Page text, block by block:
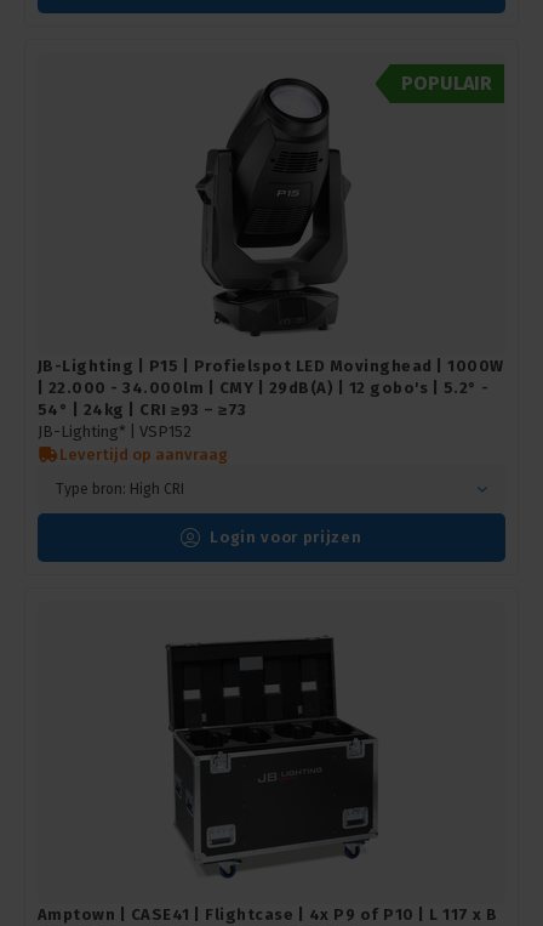
POPULAIR
JB-Lighting | P15 | Profielspot LED Movinghead | 1000W
| 22.000 - 34.000lm | CMY | 29dB(A) | 12 gobo's | 5.2° -
54° | 24kg | CRI ≥93 – ≥73
JB-Lighting* | VSP152
Levertijd op aanvraag
Type bron: High CRI
Login voor prijzen
Amptown | CASE41 | Flightcase | 4x P9 of P10 | L 117 x B